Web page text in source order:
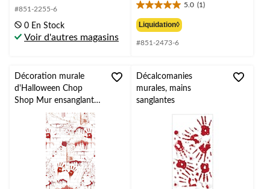
étoile(s)
5.
#851-2255-6
0 En Stock
Voir d'autres magasins
7,99 $
5.0 (1)
5.0
étoile(s)
sur
5.
Liquidation◊
#851-2473-6
Décoration murale
d'Halloween Chop
Shop Mur ensanglanté,
4 x 20 pi
Décalcomanies
murales, mains
sanglantes